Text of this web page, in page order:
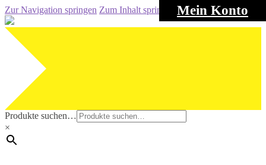
Mein Konto
Zur Navigation springen Zum Inhalt springen
Produkte suchen…
×